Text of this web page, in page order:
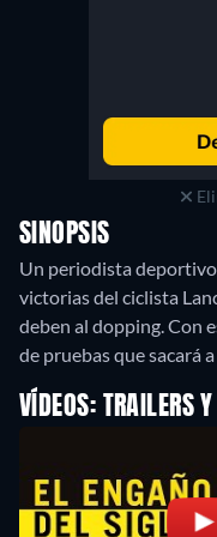
SINOPSIS
Un periodista
victorias del ciclista
deben al dopping. Con
de pruebas que sacará
VÍDEOS: TRAILERS